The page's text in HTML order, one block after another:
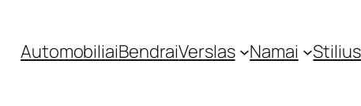
AutomobiliaiBendraiVerslas Namai